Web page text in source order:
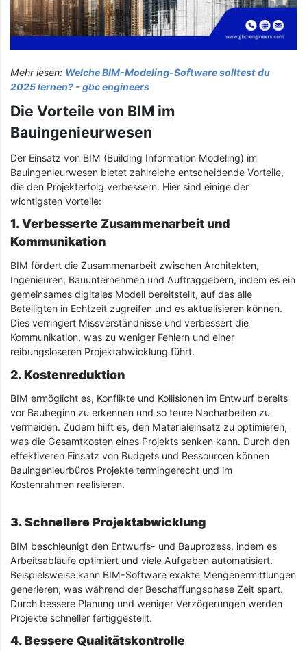
Mehr lesen: Welche BIM-Modeling-Software solltest du
2025 lernen? - gbc engineers
Die Vorteile von BIM im
Bauingenieurwesen
Der Einsatz von BIM (Building Information Modeling) im
Bauingenieurwesen bietet zahlreiche entscheidende Vorteile,
die den Projekterfolg verbessern. Hier sind einige der
wichtigsten Vorteile:
1. Verbesserte Zusammenarbeit und
Kommunikation
BIM fördert die Zusammenarbeit zwischen Architekten,
Ingenieuren, Bauunternehmen und Auftraggebern, indem es ein
gemeinsames digitales Modell bereitstellt, auf das alle
Beteiligten in Echtzeit zugreifen und es aktualisieren können.
Dies verringert Missverständnisse und verbessert die
Kommunikation, was zu weniger Fehlern und einer
reibungsloseren Projektabwicklung führt.
2. Kostenreduktion
BIM ermöglicht es, Konflikte und Kollisionen im Entwurf bereits
vor Baubeginn zu erkennen und so teure Nacharbeiten zu
vermeiden. Zudem hilft es, den Materialeinsatz zu optimieren,
was die Gesamtkosten eines Projekts senken kann. Durch den
effektiveren Einsatz von Budgets und Ressourcen können
Bauingenieurbüros Projekte termingerecht und im
Kostenrahmen realisieren.
3. Schnellere Projektabwicklung
BIM beschleunigt den Entwurfs- und Bauprozess, indem es
Arbeitsabläufe optimiert und viele Aufgaben automatisiert.
Beispielsweise kann BIM-Software exakte Mengenermittlungen
generieren, was während der Beschaffungsphase Zeit spart.
Durch bessere Planung und weniger Verzögerungen werden
Projekte schneller fertiggestellt.
4. Bessere Qualitätskontrolle